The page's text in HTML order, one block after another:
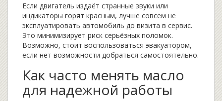
Если двигатель издаёт странные звуки или
индикаторы горят красным, лучше совсем не
эксплуатировать автомобиль до визита в сервис.
Это минимизирует риск серьёзных поломок.
Возможно, стоит воспользоваться эвакуатором,
если нет возможности добраться самостоятельно.
Как часто менять масло
для надежной работы